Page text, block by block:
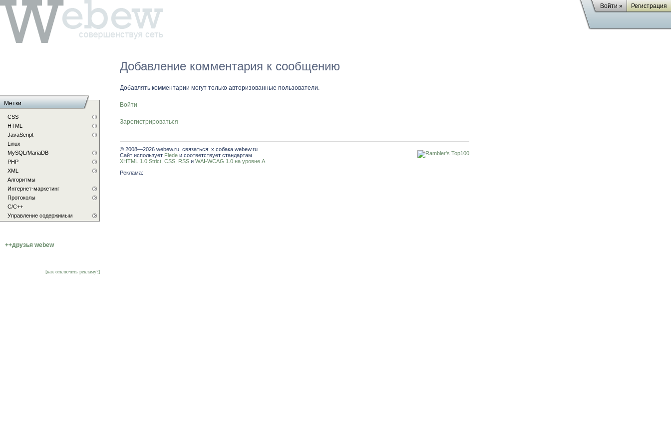
Войти » Регистрация
Добавление комментария к сообщению
Добавлять комментарии могут только авторизованные пользователи.
Войти
Зарегистрироваться
© 2008—2026 webew.ru, связаться: x собака webew.ru
Сайт использует Flede и соответствует стандартам
XHTML 1.0 Strict CSS RSS и WAI-WCAG 1.0 на уровне A
Реклама:
Метки
CSS
HTML
JavaScript
Linux
MySQL/MariaDB
PHP
XML
Алгоритмы
Интернет-маркетинг
Протоколы
С/C++
Управление содержимым
++друзья webew
[как отключить рекламу?]